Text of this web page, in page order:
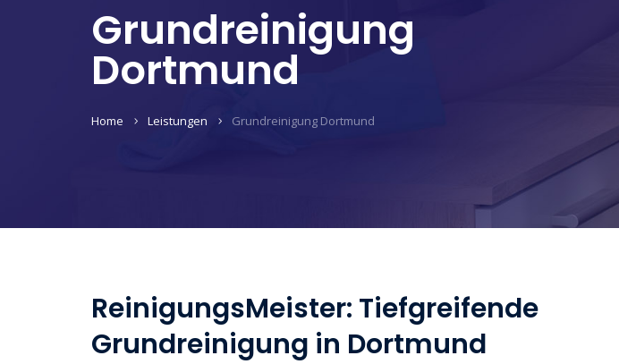
Grundreinigung
Dortmund
Home Leistungen Grundreinigung Dortmund
ReinigungsMeister: Tiefgreifende
Grundreinigung in Dortmund